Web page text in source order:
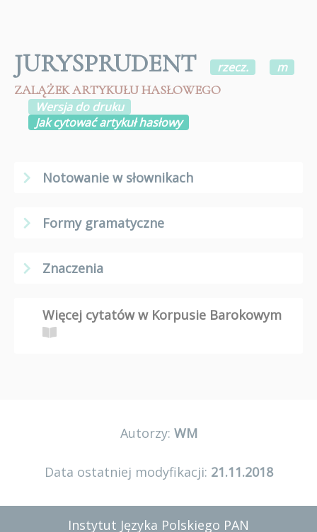
JURYSPRUDENT rzecz.
m
ZALĄŻEK ARTYKUŁU HASŁOWEGO
Wersja do druku
Jak cytować artykuł hasłowy
Notowanie w słownikach
Formy gramatyczne
Znaczenia
Więcej cytatów w Korpusie Barokowym
Autorzy: WM
Data ostatniej modyfikacji: 21.11.2018
Instytut Języka Polskiego PAN